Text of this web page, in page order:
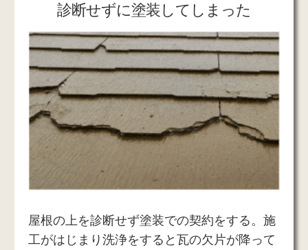
診断せずに塗装してしまった
屋根の上を診断せず塗装での契約をする。施
工がはじまり洗浄をすると瓦の欠片が降って